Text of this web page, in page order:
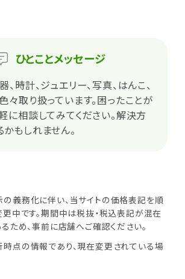
ひとことメッセージ
、時計、ジュエリー、写真、はんこ、
々取り扱っています。困ったことが
に相談してみてください。解決方
もしれません。
義務化に伴い、当サイトの価格表記を順
中です。期間中は税抜・税込表記が混在
ため、事前に店舗へご確認ください。
点の情報であり、現在変更されている場